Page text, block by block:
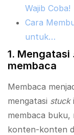
Wajib Coba!
Cara
untuk…
1. Mengatasi
membaca
Membaca
mengatasi stuck
membaca
konten-konten